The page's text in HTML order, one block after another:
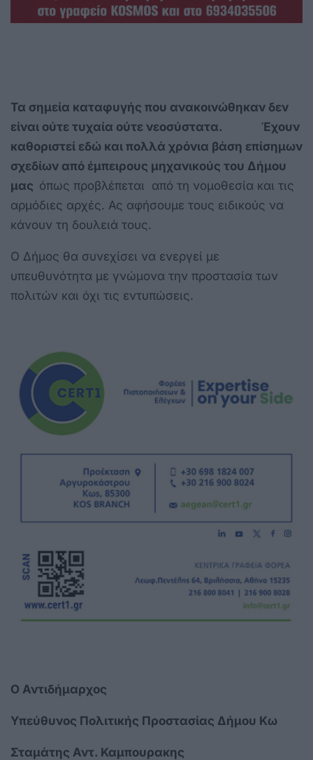
Τα σημεία καταφυγής που ανακοινώθηκαν δεν
είναι ούτε τυχαία ούτε νεοσύστατα. Έχουν
καθοριστεί εδώ και πολλά χρόνια βάση επίσημων
σχεδίων από έμπειρους μηχανικούς του Δήμου
μας όπως προβλέπεται από τη νομοθεσία και τις
αρμόδιες αρχές. Ας αφήσουμε τους ειδικούς να
κάνουν τη δουλειά τους.
Ο Δήμος θα συνεχίσει να ενεργεί με
υπευθυνότητα με γνώμονα την προστασία των
πολιτών και όχι τις εντυπώσεις.
Ο Αντιδήμαρχος
Υπεύθυνος Πολιτικής Προστασίας Δήμου Κω
Σταμάτης Αντ. Καμπουρακης